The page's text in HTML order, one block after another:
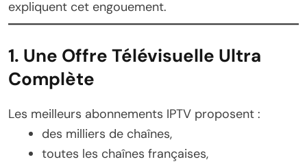
expliquent cet engouement.
1. Une Offre Télévisuelle Ultra
Complète
Les meilleurs abonnements IPTV proposent :
des milliers de chaînes,
toutes les chaînes françaises,